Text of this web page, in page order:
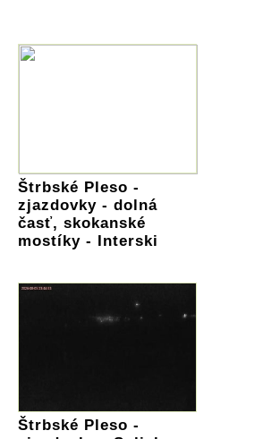
Štrbské Pleso -
zjazdovky - dolná
časť, skokanské
mostíky - Interski
Štrbské Pleso -